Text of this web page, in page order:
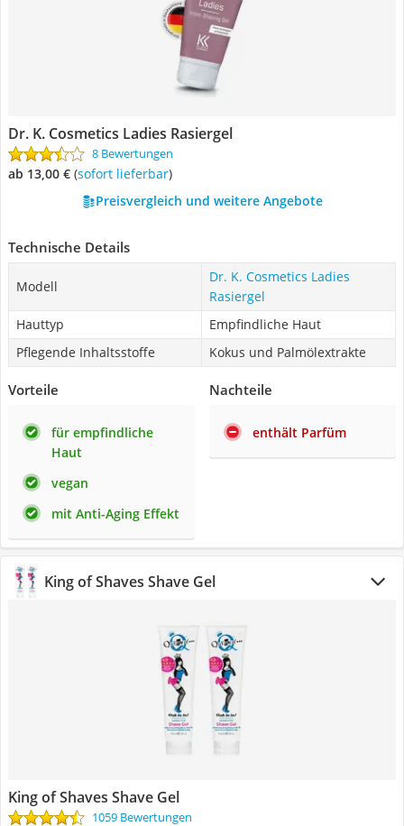
Dr. K. Cosmetics Ladies Rasiergel
8 Bewertungen
ab 13,00 € ( Sofort lieferbar)
Preisvergleich und weitere Angebote
Technische Details
Modell
Dr. K. Cosmetics Ladies
Rasiergel
Hauttyp
Empfindliche Haut
Pflegende Inhaltsstoffe
Kokus und Palmölextrakte
Vorteile
für empfindliche
Haut
vegan
mit Anti-Aging Effekt
Nachteile
enthält Parfüm
King of Shaves Shave Gel
King of Shaves Shave Gel
1059 Bewertungen